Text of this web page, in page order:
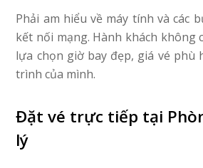
Phải am hiểu về máy tính và các
kết nối mạng. Hành khách không
lựa chọn giờ bay đẹp, giá vé phù
trình của mình.
Đặt vé trực tiếp tại
lý